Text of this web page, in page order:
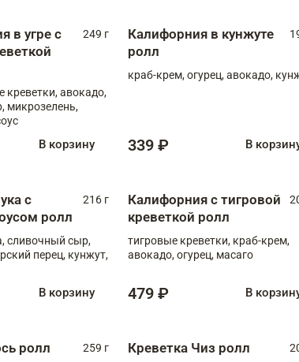
в угре с
249 г
креветки, авокадо,
микрозелень,
В корзину
Калифорния в кунжуте
ролл
краб-крем, огурец, авокадо,
339 ₽ В
с
ролл
216 г
сливочный сыр,
перец, кунжут,
В корзину
Калифорния с тигровой
креветкой ролл
тигровые креветки, краб-крем,
авокадо, огурец, масаго
479 ₽ В
ролл 259 г Креветка Чиз ролл